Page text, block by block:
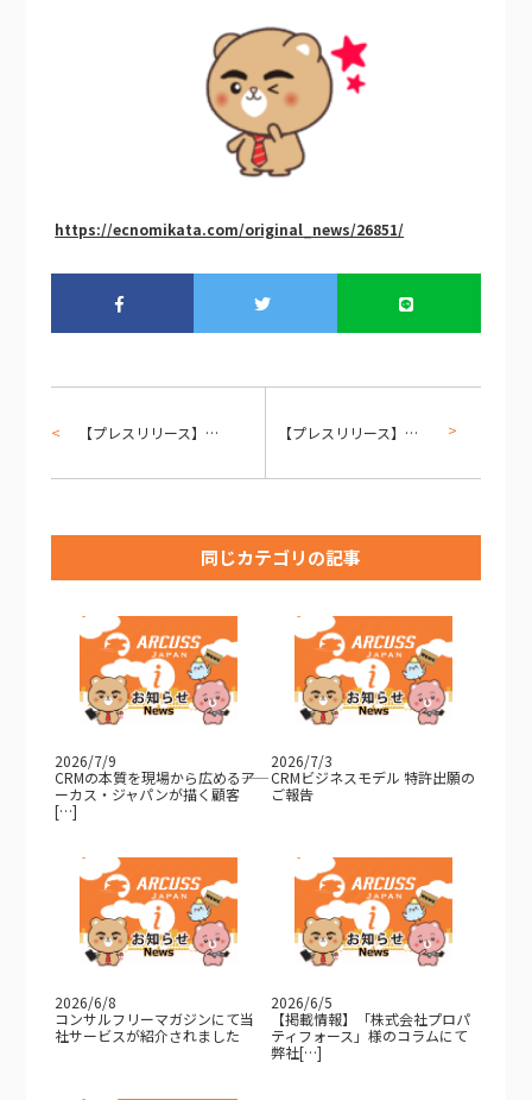
https://ecnomikata.com/original_news/26851/
【プレスリリース】Power Platform系トレーニングコースを公開しました。 【プレスリリース】Dynamics 365系トレーニングコースを更新・公開しました。
同じカテゴリの記事
2026/7/9
CRMの本質を現場から広める――ア
ーカス・ジャパンが描く顧客
[…]
2026/7/3
CRMビジネスモデル 特許出願の
ご報告
2026/6/8
コンサルフリーマガジンにて当
社サービスが紹介されました
2026/6/5
【掲載情報】「株式会社プロパ
ティフォース」様のコラムにて
弊社[…]